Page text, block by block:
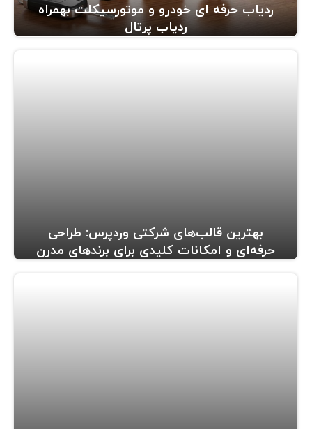
ردیاب حرفه ای خودرو و موتورسیکلت بهمراه
ردیاب پرتال
بهترین قالب‌های شرکتی وردپرس: طراحی
حرفه‌ای و امکانات کلیدی برای برندهای مدرن